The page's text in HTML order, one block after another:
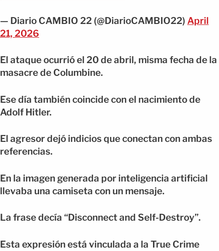
— Diario CAMBIO 22 (@DiarioCAMBIO22) April
21, 2026
El ataque ocurrió el 20 de abril, misma fecha de la
masacre de Columbine.
Ese día también coincide con el nacimiento de
Adolf Hitler.
El agresor dejó indicios que conectan con ambas
referencias.
En la imagen generada por inteligencia artificial
llevaba una camiseta con un mensaje.
La frase decía “Disconnect and Self-Destroy”.
Esta expresión está vinculada a la True Crime